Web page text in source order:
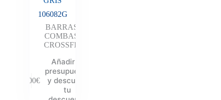
106082G
BARRAS
COMBAS
CROSSFIT
6.00€
Añadir al
presupuesto
y descubre
tu